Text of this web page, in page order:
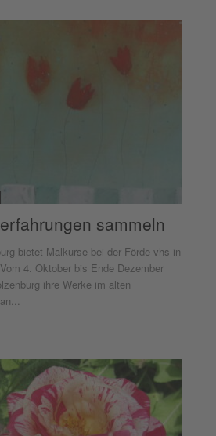
sammeln
bietet Malkurse bei der Förde-vhs in
4. Oktober bis Ende Dezember
ihre Werke im alten